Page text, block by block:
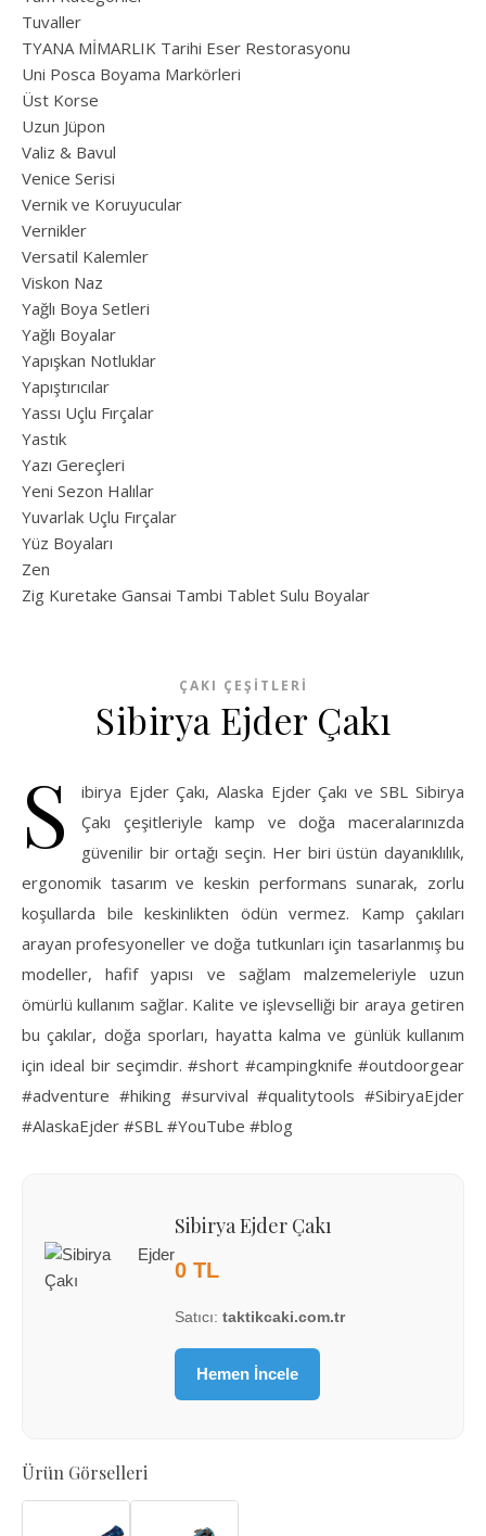
Tuvaller
TYANA MİMARLIK Tarihi Eser Restorasyonu
Uni Posca Boyama Markörleri
Üst Korse
Uzun Jüpon
Valiz & Bavul
Venice Serisi
Vernik ve Koruyucular
Vernikler
Versatil Kalemler
Viskon Naz
Yağlı Boya Setleri
Yağlı Boyalar
Yapışkan Notluklar
Yapıştırıcılar
Yassı Uçlu Fırçalar
Yastık
Yazı Gereçleri
Yeni Sezon Halılar
Yuvarlak Uçlu Fırçalar
Yüz Boyaları
Zen
​Zig Kuretake Gansai Tambi Tablet Sulu Boyalar
ÇAKI ÇEŞITLERI
Sibirya Ejder Çakı
S
ibirya Ejder Çakı, Alaska Ejder Çakı ve SBL Sibirya
Çakı çeşitleriyle kamp ve doğa maceralarınızda
güvenilir bir ortağı seçin. Her biri üstün dayanıklılık,
ergonomik tasarım ve keskin performans sunarak, zorlu
koşullarda bile keskinlikten ödün vermez. Kamp çakıları
arayan profesyoneller ve doğa tutkunları için tasarlanmış bu
modeller, hafif yapısı ve sağlam malzemeleriyle uzun
ömürlü kullanım sağlar. Kalite ve işlevselliği bir araya getiren
bu çakılar, doğa sporları, hayatta kalma ve günlük kullanım
için ideal bir seçimdir. #short #campingknife #outdoorgear
#adventure #hiking #survival #qualitytools #SibiryaEjder
#AlaskaEjder #SBL #YouTube #blog
Sibirya Ejder Çakı
0 TL
Satıcı: taktikcaki.com.tr
Hemen İncele
Ürün Görselleri